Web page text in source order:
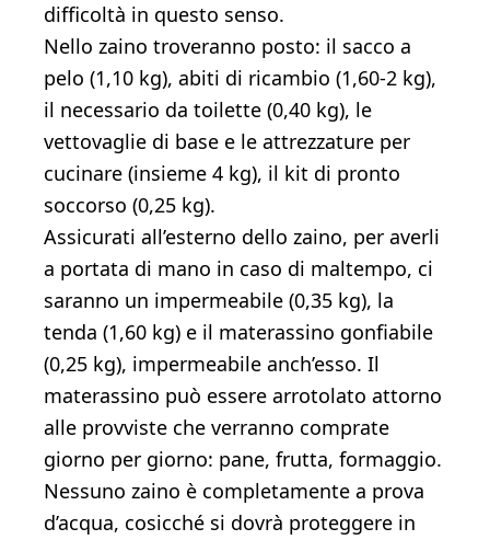
difficoltà in questo senso.
Nello zaino troveranno posto: il sacco a
pelo (1,10 kg), abiti di ricambio (1,60-2 kg),
il necessario da toilette (0,40 kg), le
vettovaglie di base e le attrezzature per
cucinare (insieme 4 kg), il kit di pronto
soccorso (0,25 kg).
Assicurati all’esterno dello zaino, per averli
a portata di mano in caso di maltempo, ci
saranno un impermeabile (0,35 kg), la
tenda (1,60 kg) e il materassino gonfiabile
(0,25 kg), impermeabile anch’esso. Il
materassino può essere arrotolato attorno
alle provviste che verranno comprate
giorno per giorno: pane, frutta, formaggio.
Nessuno zaino è completamente a prova
d’acqua, cosicché si dovrà proteggere in